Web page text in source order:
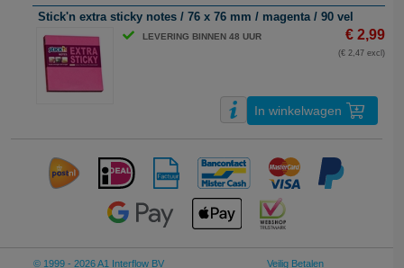
Stick'n extra sticky notes / 76 x 76 mm / magenta / 90 vel
LEVERING BINNEN 48 UUR € 2,99
(€ 2,47 excl)
In winkelwagen
© 1999 - 2026 A1 Interflow BV Veilig Betalen